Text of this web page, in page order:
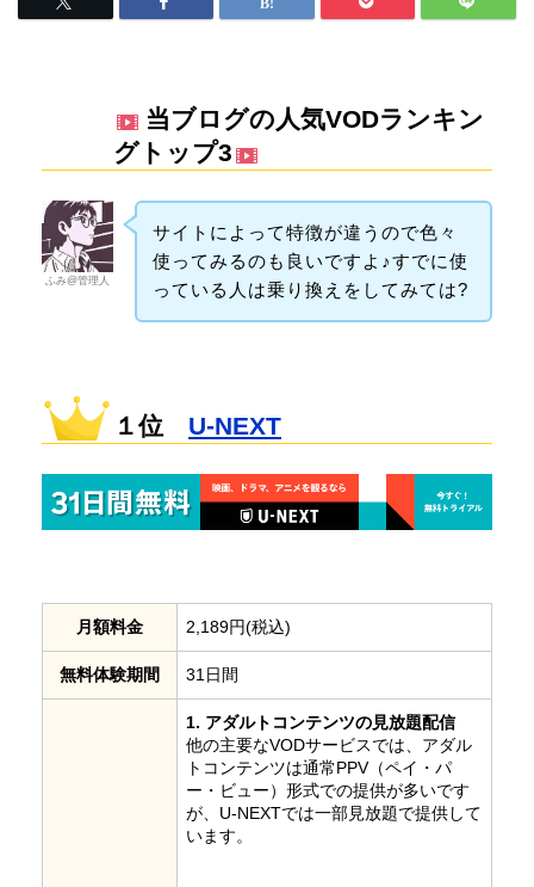
当ブログの人気VODランキン
グトップ3
ふみ@管理人
サイトによって特徴が違うので色々
使ってみるのも良いですよ♪すでに使
っている人は乗り換えをしてみては?
１位 U-NEXT
月額料金 2,189円(税込)
無料体験期間 31日間
1. アダルトコンテンツの見放題配信
他の主要なVODサービスでは、アダル
トコンテンツは通常PPV（ペイ・パ
ー・ビュー）形式での提供が多いです
が、U-NEXTでは一部見放題で提供して
います。